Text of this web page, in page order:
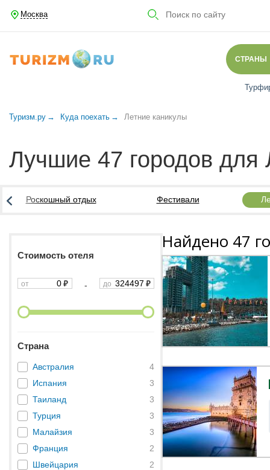
Москва
СТРАНЫ
Туризм.ру Куда поехать Летние каникулы
Лучшие 47 городов для
Роскошный отдых Фестивали
Стоимость отеля
от ₽ - до ₽
Страна
Австралия
4
Испания
3
Таиланд
3
Турция
3
Малайзия
3
Франция
2
Швейцария
2
Найдено 47